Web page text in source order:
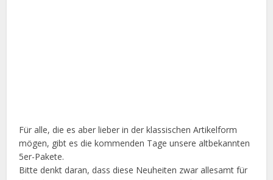
Für alle, die es aber lieber in der klassischen Artikelform
mögen, gibt es die kommenden Tage unsere altbekannten
5er-Pakete.
Bitte denkt daran, dass diese Neuheiten zwar allesamt für